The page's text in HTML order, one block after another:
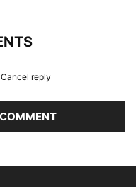
Cancel reply